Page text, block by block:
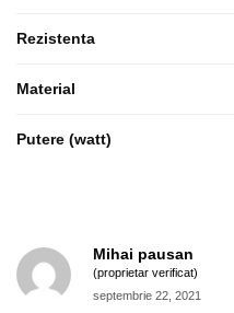
Rezistenta
Material
Putere (watt)
Mihai pausan
(proprietar verificat)
septembrie 22, 2021